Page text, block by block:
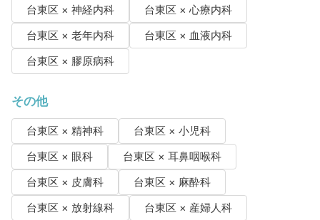
台東区 × 神経内科
台東区 × 心療内科
台東区 × 老年内科
台東区 × 血液内科
台東区 × 膠原病科
その他
台東区 × 精神科
台東区 × 小児科
台東区 × 眼科
台東区 × 耳鼻咽喉科
台東区 × 皮膚科
台東区 × 麻酔科
台東区 × 放射線科
台東区 × 産婦人科